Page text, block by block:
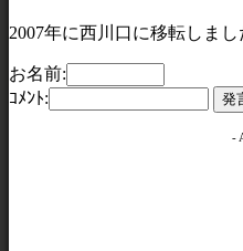
2007年に西川口に移転しまし
お名前:
ｺﾒﾝﾄ:
-